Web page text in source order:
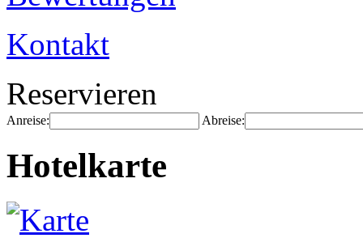
Kontakt
Reservieren
Anreise: Abreise:
Hotelkarte